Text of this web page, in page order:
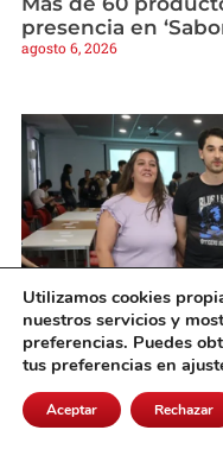
presencia en
agosto 6, 2026
El Centro Cívico
edición de las
Utilizamos cookies
nuestros servicios y
preferencias. Puedes
tus preferencias en
Aceptar Rechazar